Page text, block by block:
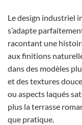
Le design industriel
s’adapte
racontant une
aux finitions
dans des modèles
et des textures
ou aspects laqués
plus la terrasse
que pratique.